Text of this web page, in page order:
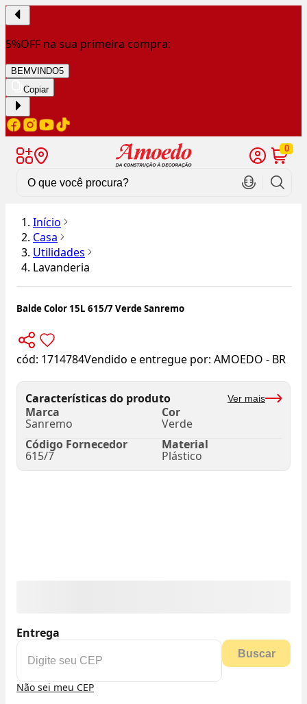
5%OFF na sua primeira compra:
BEMVINDO5
Copiar
0
Início
Casa
Utilidades
Lavanderia
Balde Color 15L 615/7 Verde Sanremo
cód: 1714784Vendido e entregue por: AMOEDO - BR
Características do produto Ver mais
Marca
Sanremo
Cor
Verde
Código Fornecedor
615/7
Material
Plástico
Entrega
Buscar
Não sei meu CEP